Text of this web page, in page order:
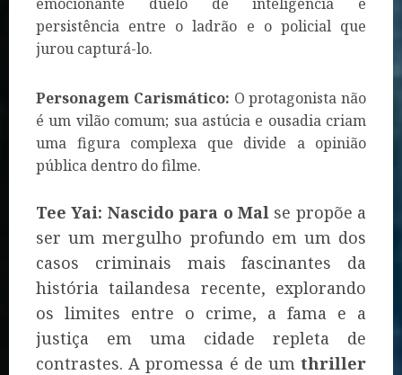
persistência entre o ladrão e o policial que
jurou capturá-lo.
Personagem Carismático: O protagonista não
é um vilão comum; sua astúcia e ousadia criam
uma figura complexa que divide a opinião
pública dentro do filme.
Tee Yai: Nascido para o Mal se propõe a
ser um mergulho profundo em um dos
casos criminais mais fascinantes da
história tailandesa recente, explorando
os limites entre o crime, a fama e a
justiça em uma cidade repleta de
contrastes. A promessa é de um thriller